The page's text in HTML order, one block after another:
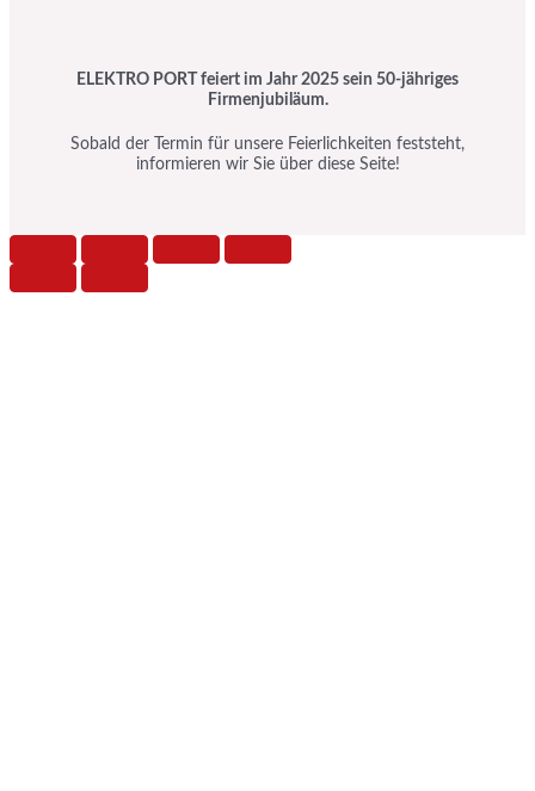
ELEKTRO PORT feiert im Jahr 2025 sein 50-jähriges
Firmenjubiläum.
Sobald der Termin für unsere Feierlichkeiten feststeht,
informieren wir Sie über diese Seite!